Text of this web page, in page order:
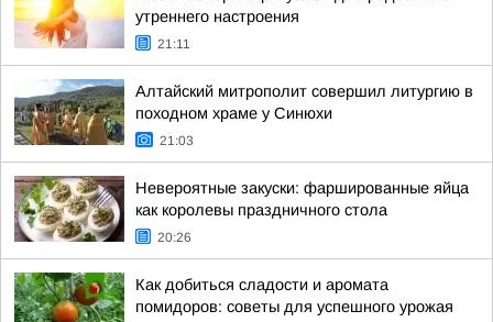
утреннего настроения
21:11
Алтайский митрополит совершил литургию в
походном храме у Синюхи
21:03
Невероятные закуски: фаршированные яйца
как королевы праздничного стола
20:26
Как добиться сладости и аромата
помидоров: советы для успешного урожая